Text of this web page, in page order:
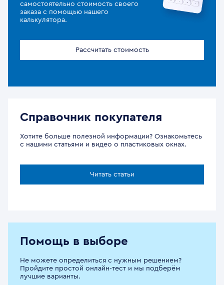
самостоятельно стоимость своего
заказа с помощью нашего
калькулятора.
Рассчитать стоимость
Справочник покупателя
Хотите больше полезной информации? Ознакомьтесь
с нашими статьями и видео о пластиковых окнах.
Читать статьи
Помощь в выборе
Не можете определиться с нужным решением?
Пройдите простой онлайн-тест и мы подберём
лучшие варианты.